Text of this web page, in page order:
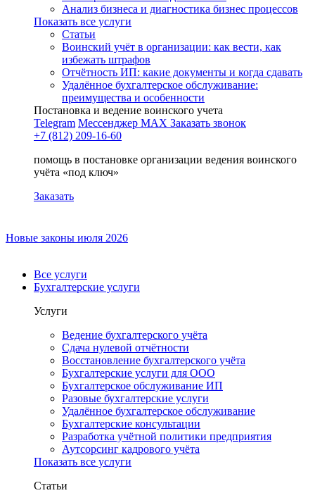
Анализ бизнеса и диагностика бизнес процессов
Показать все услуги
Статьи
Воинский учёт в организации: как вести, как
избежать штрафов
Отчётность ИП: какие документы и когда сдавать
Удалённое бухгалтерское обслуживание:
преимущества и особенности
Постановка и ведение воинского учета
Telegram Мессенджер MAX Заказать звонок
+7 (812) 209-16-60
помощь в постановке организации ведения воинского
учёта «под ключ»
Заказать
Новые законы июля 2026
Все услуги
Бухгалтерские услуги
Услуги
Ведение бухгалтерского учёта
Сдача нулевой отчётности
Восстановление бухгалтерского учёта
Бухгалтерские услуги для ООО
Бухгалтерское обслуживание ИП
Разовые бухгалтерские услуги
Удалённое бухгалтерское обслуживание
Бухгалтерские консультации
Разработка учётной политики предприятия
Аутсорсинг кадрового учёта
Показать все услуги
Статьи